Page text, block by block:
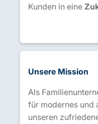
Kunden in eine
Unsere Mission
Als
für modernes und
unseren